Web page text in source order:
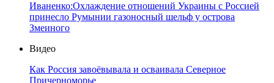
Иваненко:Охлаждение отношений Украины с Россией
принесло Румынии газоносный шельф у острова
Змеиного
Видео
Как Россия завоёвывала и осваивала Северное
Причерноморье